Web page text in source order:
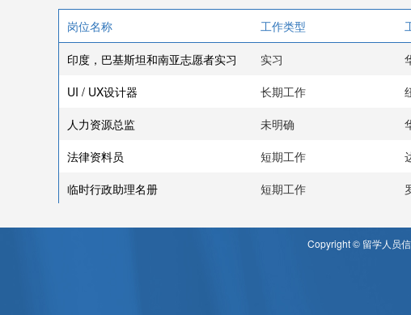
岗位名称 工作类型
印度，巴基斯坦和南亚志愿者实习 实习
UI / UX设计器
长期工作
人力资源总监
未明确
法律资料员
短期工作
临时行政助理名册
短期工作
Copyright © 留学人员